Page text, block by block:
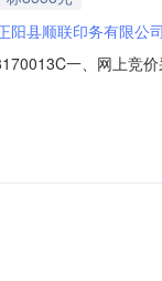
阳县顺联印务有限公司
一、网上竞
送区域：河南省驻